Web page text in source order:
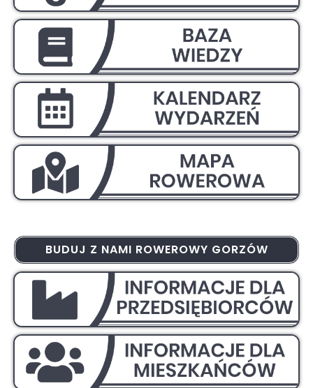
BUDUJ Z NAMI ROWEROWY GORZÓW